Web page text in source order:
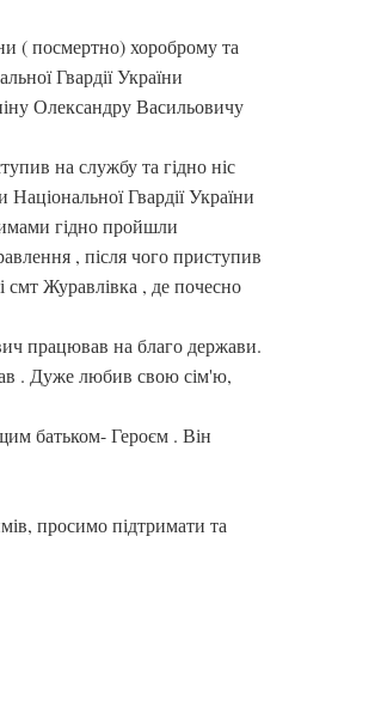
( посмертно) хороброму та
Гвардії України
Олександру Васильовичу
на службу та гідно ніс
Гвардії України
гідно пройшли
, після чого приступив
смт Журавлівка , де почесно
працював на благо держави.
. Дуже любив свою сім'ю,
батьком- Героєм . Він
просимо підтримати та